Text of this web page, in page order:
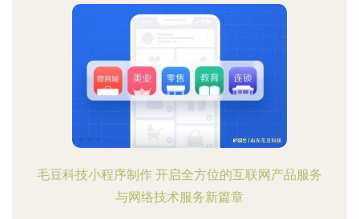
毛豆科技小程序制作 开启全方位的互联网产品服务
与网络技术服务新篇章